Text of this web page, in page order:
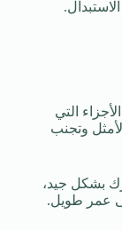
التي
وتجنب
بشكل جيد،
عمر طويل.